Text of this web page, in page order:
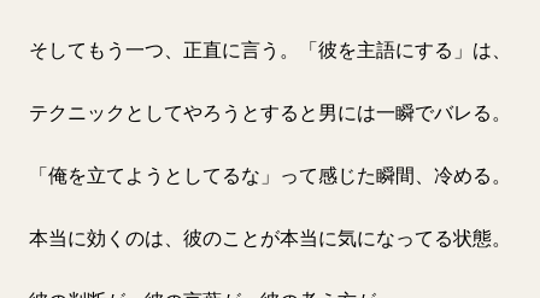
そしてもう一つ、正直に言う。「彼を主語にする」は、
テクニックとしてやろうとすると男には一瞬でバレる。
「俺を立てようとしてるな」って感じた瞬間、冷める。
本当に効くのは、彼のことが本当に気になってる状態。